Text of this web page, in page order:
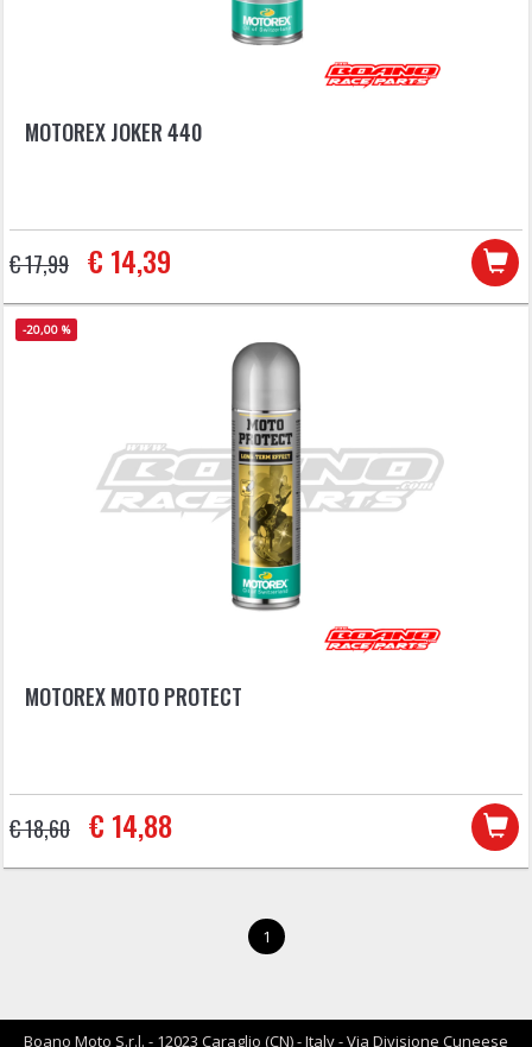
MOTOREX JOKER 440
€ 17,99 € 14,39
-20,00 %
MOTOREX MOTO PROTECT
€ 18,60 € 14,88
1
Boano Moto S.r.l. - 12023 Caraglio (CN) - Italy - Via Divisione Cuneese